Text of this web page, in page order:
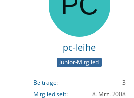
pc-leihe
Junior-Mitglied
Beiträge
3
Mitglied seit
8. Mrz. 2008